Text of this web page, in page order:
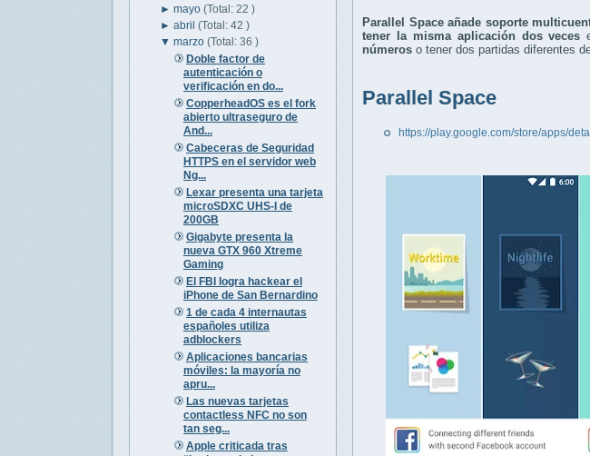
►mayo(Total: 22 )
►abril(Total: 42 )
▼marzo(Total: 36 )
Doble factor de
autenticación o
verificación en do...
CopperheadOS es el fork
abierto ultraseguro de
And...
Cabeceras de Seguridad
HTTPS en el servidor web
Ng...
Lexar presenta una tarjeta
microSDXC UHS-I de
200GB
Gigabyte presenta la
nueva GTX 960 Xtreme
Gaming
El FBI logra hackear el
iPhone de San Bernardino
1 de cada 4 internautas
españoles utiliza
adblockers
Aplicaciones bancarias
móviles: la mayoría no
apru...
Las nuevas tarjetas
contactless NFC no son
tan seg...
Apple criticada tras
Parallel Space añade soporte
tener la misma aplicación dos veces
números o tener dos partidas diferentes
Parallel Space
https://play.google.com/store/apps/